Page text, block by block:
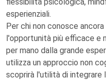
esperienziali.
Per chi non conosce
l'opportunità più efficace e
per mano dalla grande
utilizza un approccio non
scoprirà l'utilità di integrare